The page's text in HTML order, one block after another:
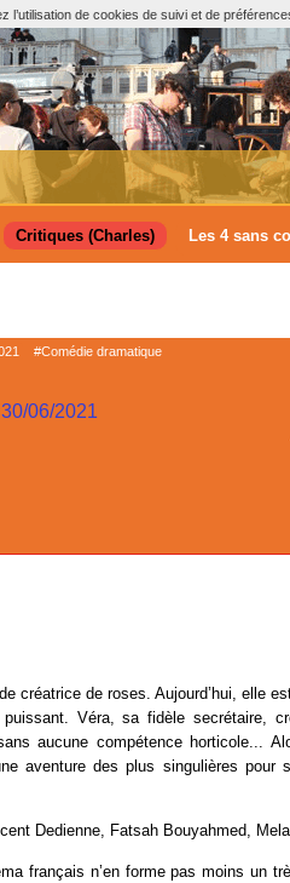
de cookies de suivi et de
Critiques (Charles) Les 4 sans
#Comédie dramatique
06/2021
créatrice de roses. Aujourd’hui, elle
Véra, sa fidèle secrétaire,
aucune compétence horticole...
aventure des plus singulières pour
Dedienne, Fatsah Bouyahmed,
français n’en forme pas moins un